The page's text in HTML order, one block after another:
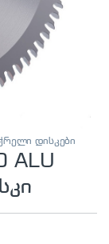
დისკები
ALU